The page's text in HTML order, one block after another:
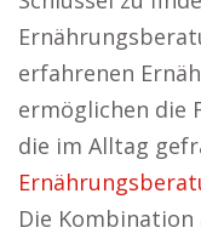
erfahrenen
ermöglichen die
die im Alltag
Die